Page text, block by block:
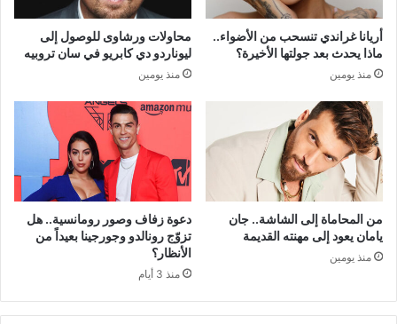
أريانا غراندي تنسحب من الأضواء..
ماذا يحدث بعد جولتها الأخيرة؟
منذ يومين
محاولات ورشاوى للوصول إلى
ليوناردو دي كابريو في سان تروبيه
منذ يومين
من المحاماة إلى الشاشة.. جان
يامان يعود إلى مهنته القديمة
منذ يومين
دعوة زفاف وصور رومانسية.. هل
تزوّج رونالدو وجورجينا بعيداً من
الأنظار؟
منذ 3 أيام